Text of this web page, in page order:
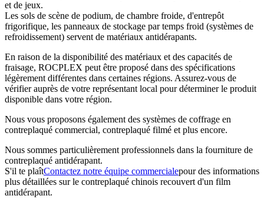
et de jeux.
Les sols de scène de podium, de chambre froide, d'entrepôt
frigorifique, les panneaux de stockage par temps froid (systèmes de
refroidissement) servent de matériaux antidérapants.
En raison de la disponibilité des matériaux et des capacités de
fraisage, ROCPLEX peut être proposé dans des spécifications
légèrement différentes dans certaines régions. Assurez-vous de
vérifier auprès de votre représentant local pour déterminer le produit
disponible dans votre région.
Nous vous proposons également des systèmes de coffrage en
contreplaqué commercial, contreplaqué filmé et plus encore.
Nous sommes particulièrement professionnels dans la fourniture de
contreplaqué antidérapant.
S'il te plaîtContactez notre équipe commercialepour des informations
plus détaillées sur le contreplaqué chinois recouvert d'un film
antidérapant.